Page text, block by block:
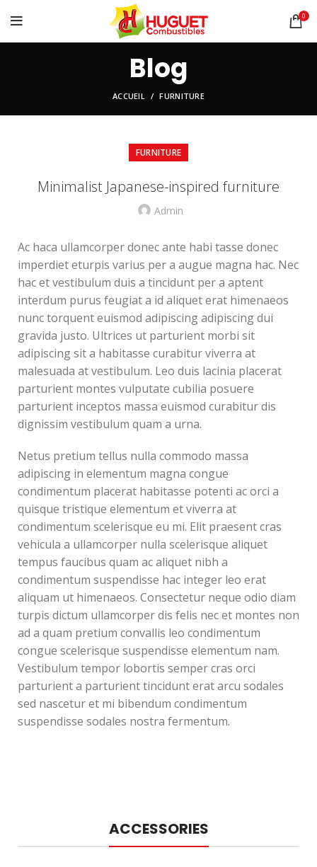
0
Blog
ACCUEIL FURNITURE
FURNITURE
Minimalist Japanese-inspired furniture
Admin
Ac haca ullamcorper donec ante habi tasse donec
imperdiet eturpis varius per a augue magna hac. Nec
hac et vestibulum duis a tincidunt per a aptent
interdum purus feugiat a id aliquet erat himenaeos
nunc torquent euismod adipiscing adipiscing dui
gravida justo. Ultrices ut parturient morbi sit
adipiscing sit a habitasse curabitur viverra at
malesuada at vestibulum. Leo duis lacinia placerat
parturient montes vulputate cubilia posuere
parturient inceptos massa euismod curabitur dis
dignissim vestibulum quam a urna.
Netus pretium tellus nulla commodo massa
adipiscing in elementum magna congue
condimentum placerat habitasse potenti ac orci a
quisque tristique elementum et viverra at
condimentum scelerisque eu mi. Elit praesent cras
vehicula a ullamcorper nulla scelerisque aliquet
tempus faucibus quam ac aliquet nibh a
condimentum suspendisse hac integer leo erat
aliquam ut himenaeos. Consectetur neque odio diam
turpis dictum ullamcorper dis felis nec et montes non
ad a quam pretium convallis leo condimentum
congue scelerisque suspendisse elementum nam.
Vestibulum tempor lobortis semper cras orci
parturient a parturient tincidunt erat arcu sodales
sed nascetur et mi bibendum condimentum
suspendisse sodales nostra fermentum.
ACCESSORIES